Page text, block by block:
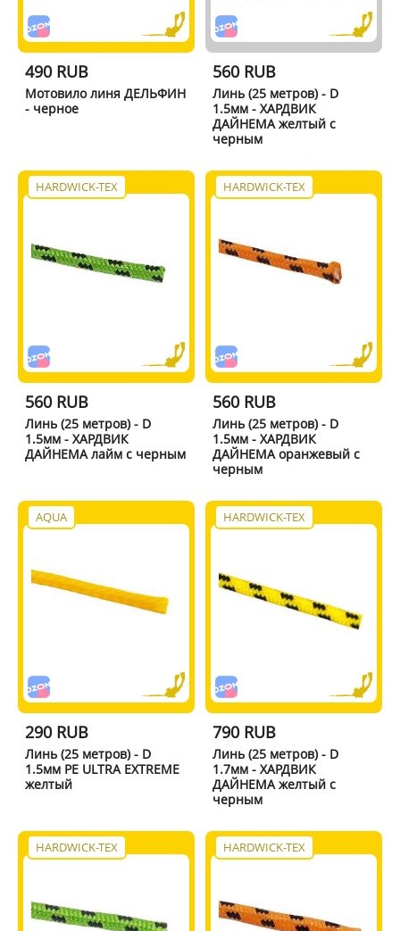
490 RUB
Мотовило линя ДЕЛЬФИН
- черное
560 RUB
Линь (25 метров) - D
1.5мм - ХАРДВИК
ДАЙНЕМА желтый с
черным
HARDWICK-TEX
560 RUB
Линь (25 метров) - D
1.5мм - ХАРДВИК
ДАЙНЕМА лайм с черным
HARDWICK-TEX
560 RUB
Линь (25 метров) - D
1.5мм - ХАРДВИК
ДАЙНЕМА оранжевый с
черным
AQUA
290 RUB
Линь (25 метров) - D
1.5мм PE ULTRA EXTREME
желтый
HARDWICK-TEX
790 RUB
Линь (25 метров) - D
1.7мм - ХАРДВИК
ДАЙНЕМА желтый с
черным
HARDWICK-TEX HARDWICK-TEX